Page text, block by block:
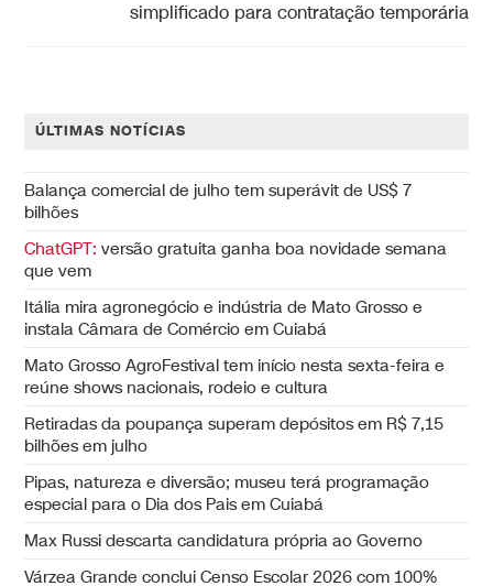
simplificado para contratação temporária
ÚLTIMAS NOTÍCIAS
Balança comercial de julho tem superávit de US$ 7
bilhões
ChatGPT: versão gratuita ganha boa novidade semana
que vem
Itália mira agronegócio e indústria de Mato Grosso e
instala Câmara de Comércio em Cuiabá
Mato Grosso AgroFestival tem início nesta sexta-feira e
reúne shows nacionais, rodeio e cultura
Retiradas da poupança superam depósitos em R$ 7,15
bilhões em julho
Pipas, natureza e diversão; museu terá programação
especial para o Dia dos Pais em Cuiabá
Max Russi descarta candidatura própria ao Governo
Várzea Grande conclui Censo Escolar 2026 com 100%